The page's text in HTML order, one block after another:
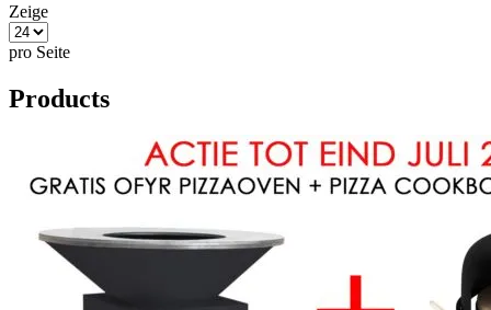
Zeige
pro Seite
Products